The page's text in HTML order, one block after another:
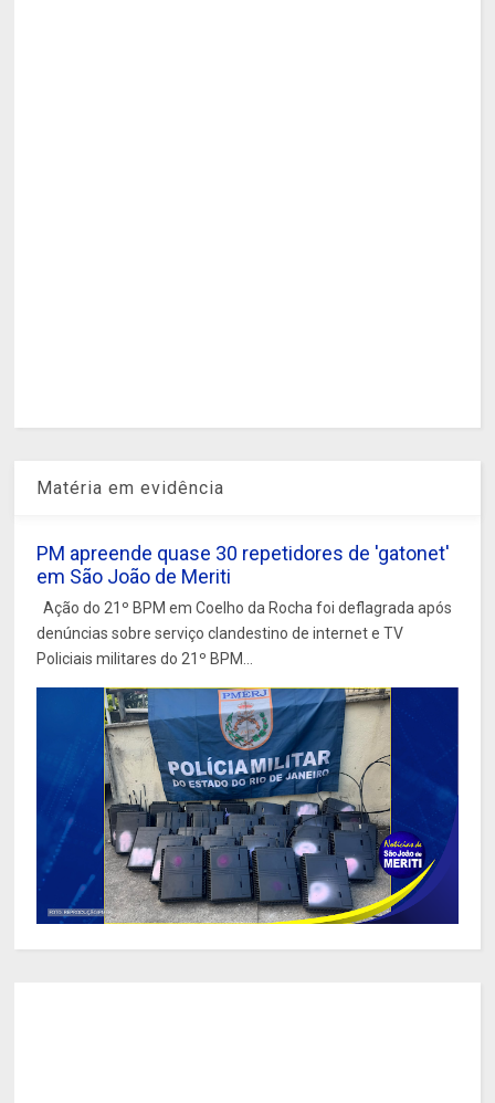
Matéria em evidência
PM apreende quase 30 repetidores de 'gatonet'
em São João de Meriti
Ação do 21º BPM em Coelho da Rocha foi deflagrada após
denúncias sobre serviço clandestino de internet e TV
Policiais militares do 21º BPM...